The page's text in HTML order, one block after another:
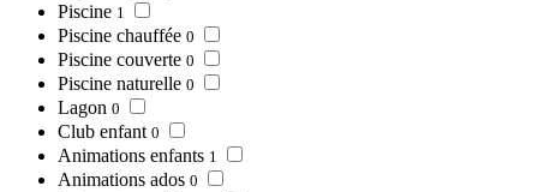
Piscine 1
Piscine chauffée 0
Piscine couverte 0
Piscine naturelle 0
Lagon 0
Club enfant 0
Animations enfants 1
Animations ados 0